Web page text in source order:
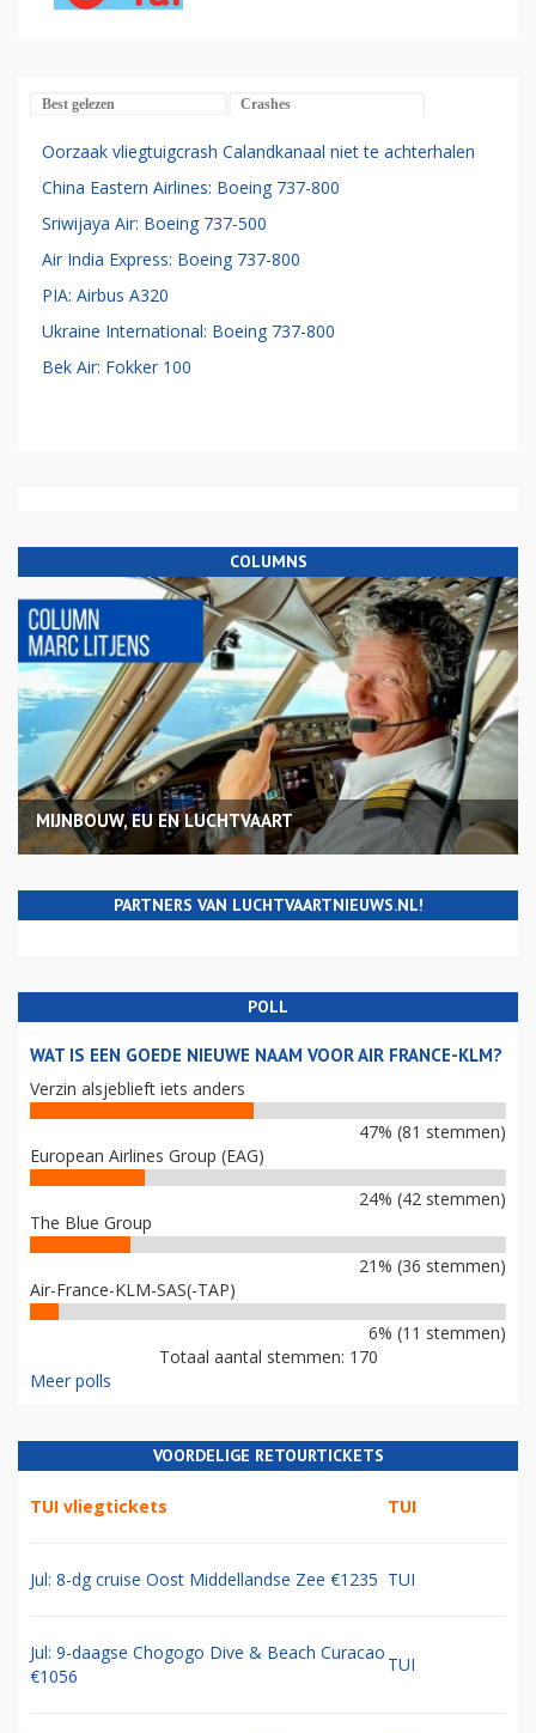
Best gelezen Crashes
Oorzaak vliegtuigcrash Calandkanaal niet te achterhalen
China Eastern Airlines: Boeing 737-800
Sriwijaya Air: Boeing 737-500
Air India Express: Boeing 737-800
PIA: Airbus A320
Ukraine International: Boeing 737-800
Bek Air: Fokker 100
COLUMNS
MIJNBOUW, EU EN LUCHTVAART
PARTNERS VAN LUCHTVAARTNIEUWS.NL!
POLL
WAT IS EEN GOEDE NIEUWE NAAM VOOR AIR FRANCE-KLM?
Verzin alsjeblieft iets anders
47% (81 stemmen)
European Airlines Group (EAG)
24% (42 stemmen)
The Blue Group
21% (36 stemmen)
Air-France-KLM-SAS(-TAP)
6% (11 stemmen)
Totaal aantal stemmen: 170
Meer polls
VOORDELIGE RETOURTICKETS
TUI vliegtickets TUI
Jul: 8-dg cruise Oost Middellandse Zee €1235 TUI
Jul: 9-daagse Chogogo Dive & Beach Curacao
€1056
TUI